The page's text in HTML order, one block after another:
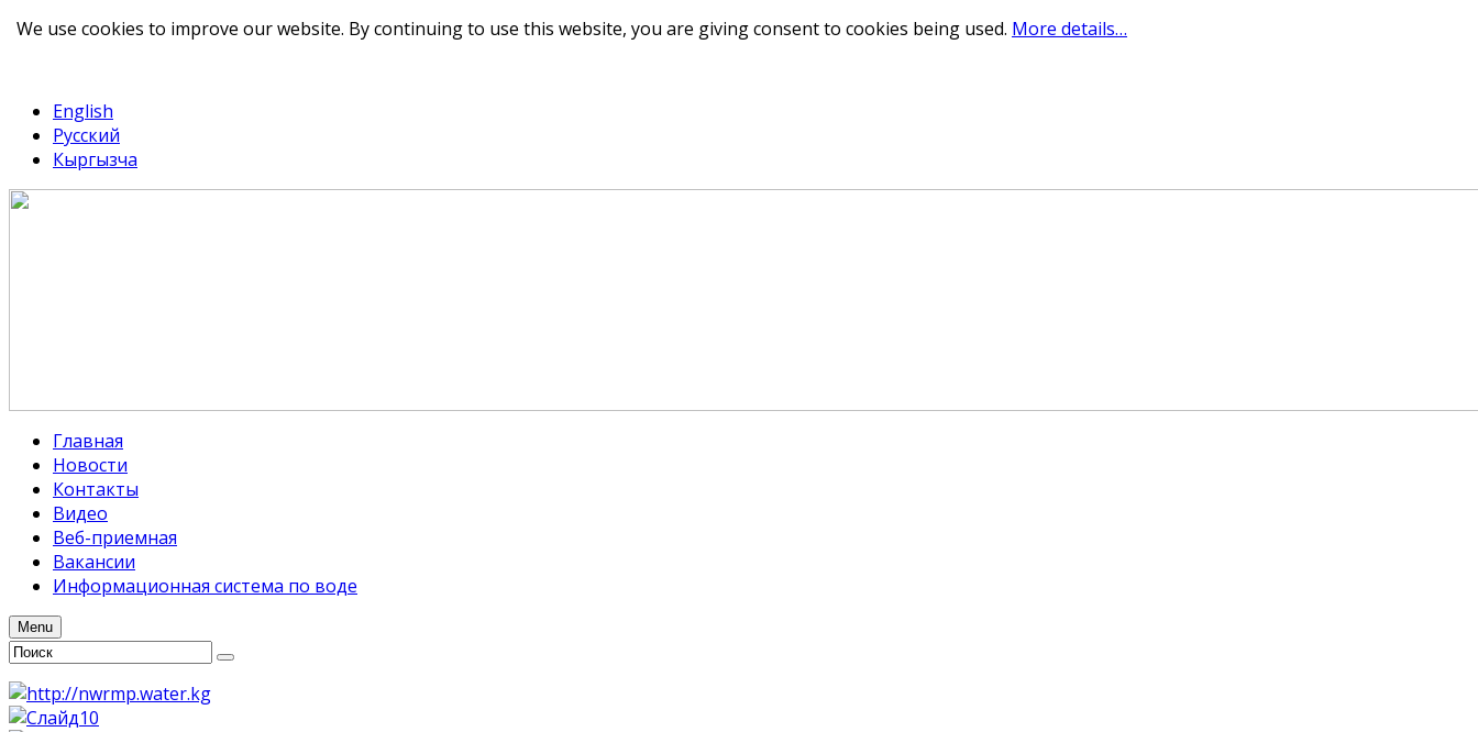
English
Русский
Кыргызча
Главная
Новости
Контакты
Видео
Веб-приемная
Вакансии
Информационная система по воде
Menu
We use cookies to improve our website. By continuing to use this website, you are giving consent to cookies being used. More details…